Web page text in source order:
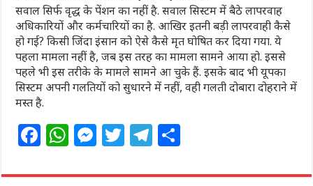
सवाल सिर्फ वृद्ध के पेंशन का नहीं है. सवाल सिस्टम में बैठे लापरवाह
अधिकारियों और कर्मचारियों का है. आखिर इतनी बड़ी लापरवाही कैसे
हो गई? किसी जिंदा इंसान को ऐसे कैसे मृत घोषित कर दिया गया. ये
पहला मामला नहीं है, जब इस तरह का मामला सामने आया हो. इससे
पहले भी इस तरीके के मामले सामने आ चुके हैं. इसके बाद भी यूपका
सिस्टम अपनी गलतियों को सुधारने में नहीं, वही गलती दोबारा दोहराने में
मस्त है.
F
c
W
at
M
ss
T
itt
T
e ar